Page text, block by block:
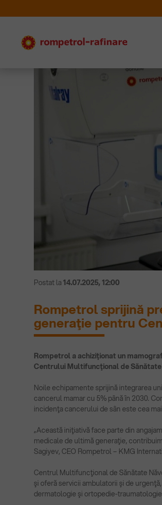
Postat la14.07.2025, 12:00
Rompetrol sprijină
generaţie pentru
Rompetrol a achiziţionat un
Centrului Multifuncţional de
Noile echipamente sprijină integrarea
cancerul mamar cu 5% până în 2030.
incidenţa cancerului de sân este cea
„Această iniţiativă face parte din
medicale de ultimă generaţie,
Sagiyev, CEO Rompetrol – KMG
Centrul Multifuncţional de Sănătate
şi oferă servicii ambulatorii şi de
dermatologie şi ortopedie-